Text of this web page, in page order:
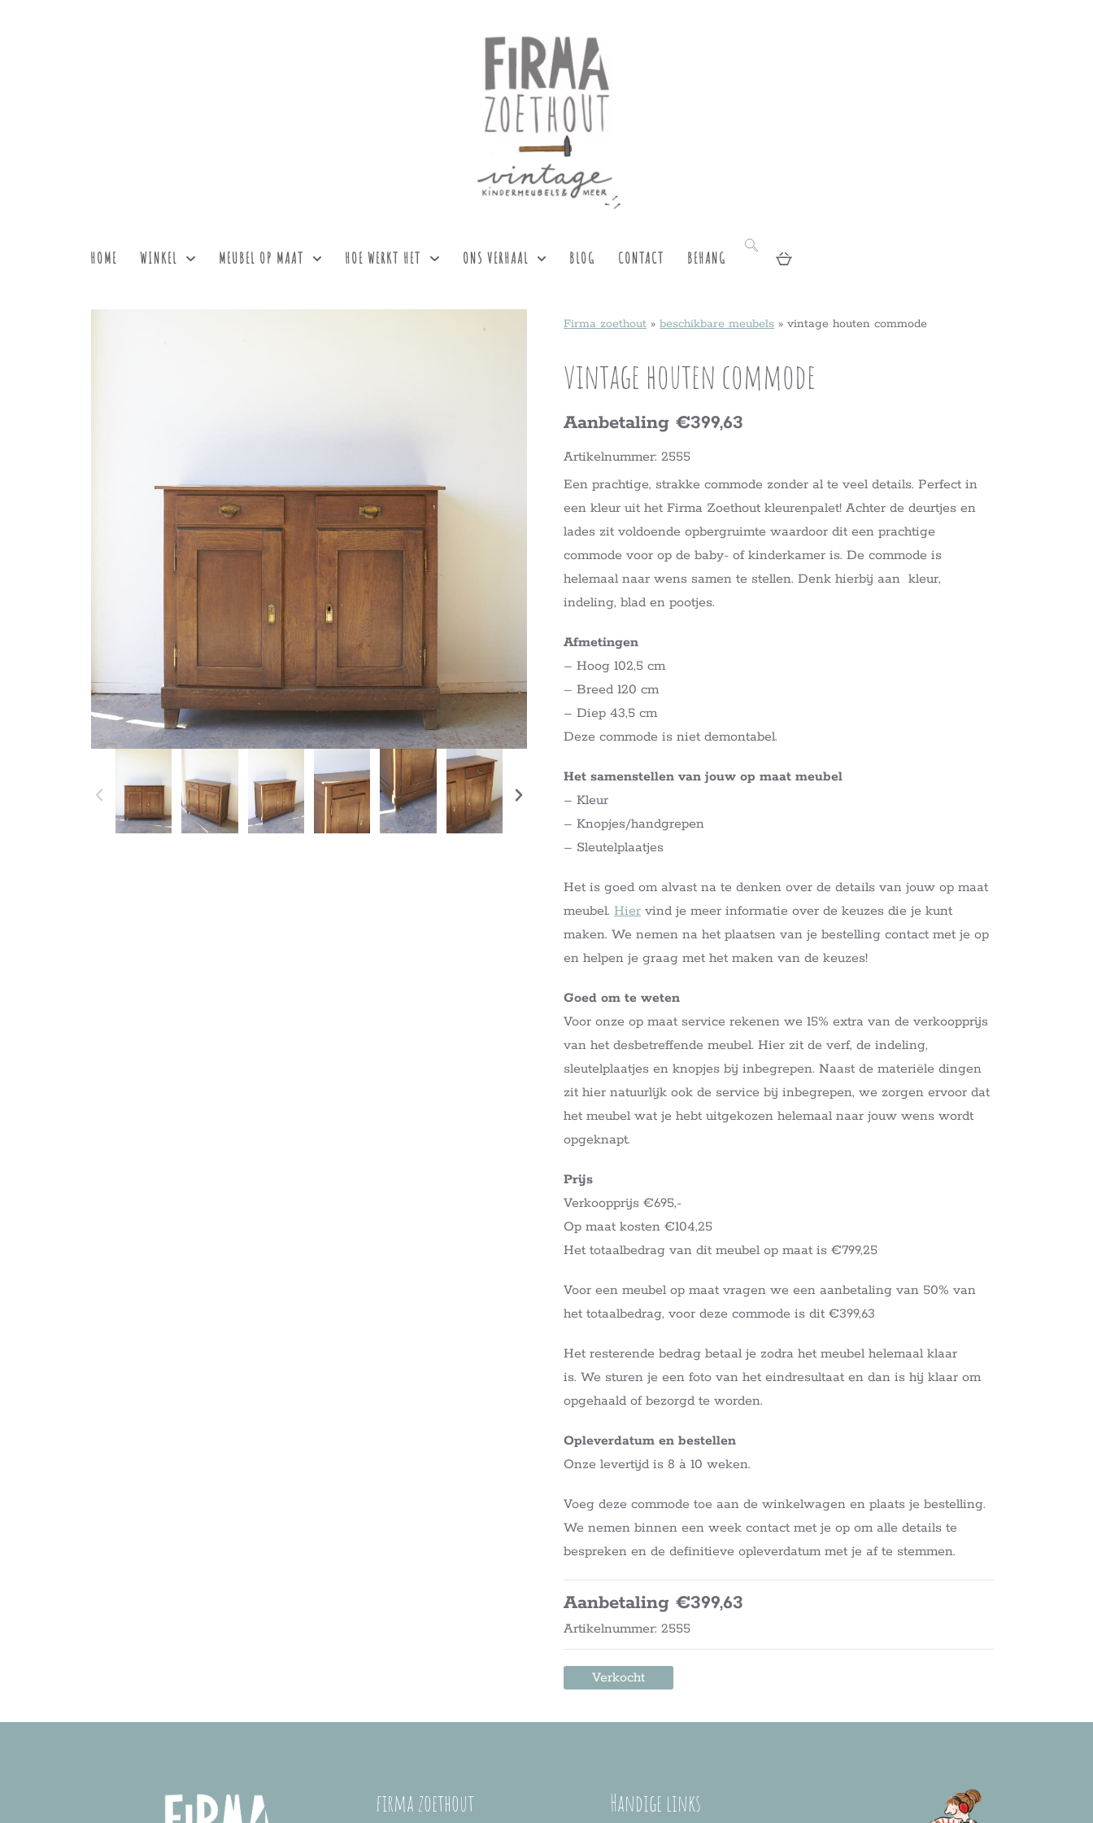
HOME WINKEL MEUBEL OP MAAT HOE WERKT HET ONS VERHAAL BLOG CONTACT BEHANG
Firma zoethout »beschikbare meubels »vintage houten commode
vintage houten commode
Aanbetaling €399,63
Artikelnummer: 2555
Een prachtige, strakke commode zonder al te veel details. Perfect in
een kleur uit het Firma Zoethout kleurenpalet! Achter de deurtjes en
lades zit voldoende opbergruimte waardoor dit een prachtige
commode voor op de baby- of kinderkamer is. De commode is
helemaal naar wens samen te stellen. Denk hierbij aan kleur,
indeling, blad en pootjes.
Afmetingen
– Hoog 102,5 cm
– Breed 120 cm
– Diep 43,5 cm
Deze commode is niet demontabel.
Het samenstellen van jouw op maat meubel
– Kleur
– Knopjes/handgrepen
– Sleutelplaatjes
Het is goed om alvast na te denken over de details van jouw op maat
meubel.Hier vind je meer informatie over de keuzes die je kunt
maken. We nemen na het plaatsen van je bestelling contact met je op
en helpen je graag met het maken van de keuzes!
Goed om te weten
Voor onze op maat service rekenen we 15% extra van de verkoopprijs
van het desbetreffende meubel. Hier zit de verf, de indeling,
sleutelplaatjes en knopjes bij inbegrepen. Naast de materiële dingen
zit hier natuurlijk ook de service bij inbegrepen, we zorgen ervoor dat
het meubel wat je hebt uitgekozen helemaal naar jouw wens wordt
opgeknapt.
Prijs
Verkoopprijs €695,-
Op maat kosten €104,25
Het totaalbedrag van dit meubel op maat is €799,25
Voor een meubel op maat vragen we een aanbetaling van 50% van
het totaalbedrag, voor deze commode is dit €399,63
Het resterende bedrag betaal je zodra het meubel helemaal klaar
is. We sturen je een foto van het eindresultaat en dan is hij klaar om
opgehaald of bezorgd te worden.
Opleverdatum en bestellen
Onze levertijd is 8 à 10 weken.
Voeg deze commode toe aan de winkelwagen en plaats je bestelling.
We nemen binnen een week contact met je op om alle details te
bespreken en de definitieve opleverdatum met je af te stemmen.
Aanbetaling €399,63
Artikelnummer: 2555
Verkocht
firma zoethout Handige links